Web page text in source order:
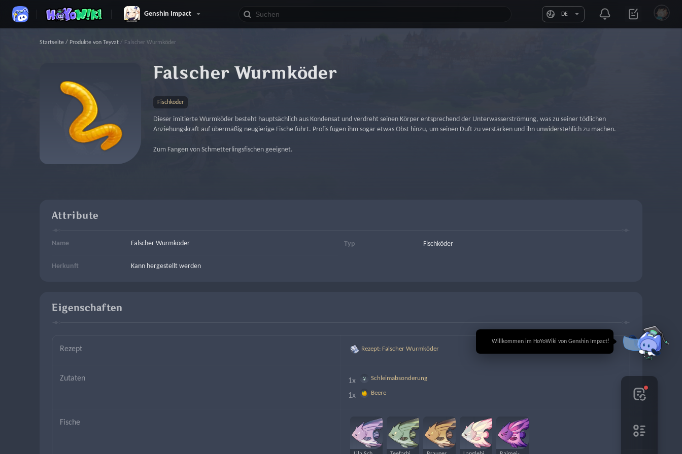
Genshin Impact DE
🎉 Willkommen im HoYoWiki von Genshin Impact!
Startseite / Produkte von Teyvat / Falscher Wurmköder
Falscher Wurmköder
Fischköder
Dieser imitierte Wurmköder besteht hauptsächlich aus Kondensat und verdreht seinen Körper entsprechend der Unterwasserströmung, was zu seiner tödlichen
Anziehungskraft auf übermäßig neugierige Fische führt. Profis fügen ihm sogar etwas Obst hinzu, um seinen Duft zu verstärken und ihn unwiderstehlich zu machen.
Zum Fangen von Schmetterlingsfischen geeignet.
Attribute
Name Falscher Wurmköder Typ Fischköder
Herkunft Kann hergestellt werden
Eigenschaften
Rezept Rezept: Falscher Wurmköder
Zutaten 1x Schleimabsonderung
1x Beere
Fische